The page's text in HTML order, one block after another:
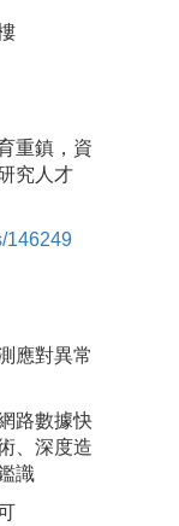
重鎮，資
究人才
146249
應對異常
路數據快
、深度造
識